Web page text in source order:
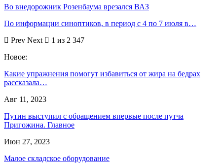
Во внедорожник Розенбаума врезался ВАЗ
По информации синоптиков, в период с 4 по 7 июля в…
Prev Next
1 из 2 347
Новое:
Какие упражнения помогут избавиться от жира на бедрах
рассказала…
Авг 11, 2023
Путин выступил с обращением впервые после путча
Пригожина. Главное
Июн 27, 2023
Малое складское оборудование